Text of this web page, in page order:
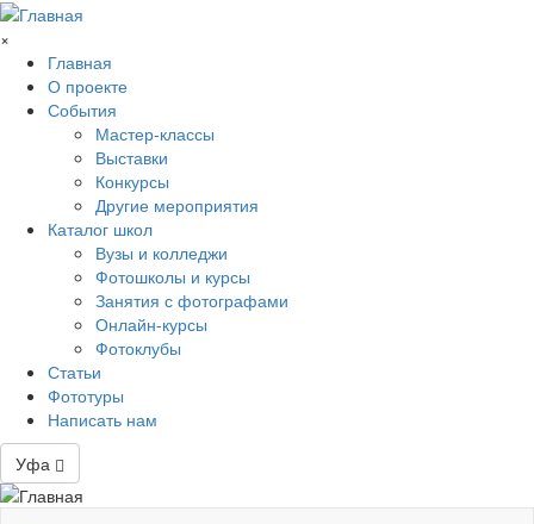
Перейти к основному содержанию
×
Главная
О проекте
События
Мастер-классы
Выставки
Конкурсы
Другие мероприятия
Каталог школ
Вузы и колледжи
Фотошколы и курсы
Занятия с фотографами
Онлайн-курсы
Фотоклубы
Статьи
Фототуры
Написать нам
Уфа